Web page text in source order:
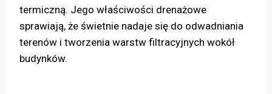
termiczną. Jego właściwości drenażowe
sprawiają, że świetnie nadaje się do odwadniania
terenów i tworzenia warstw filtracyjnych wokół
budynków.